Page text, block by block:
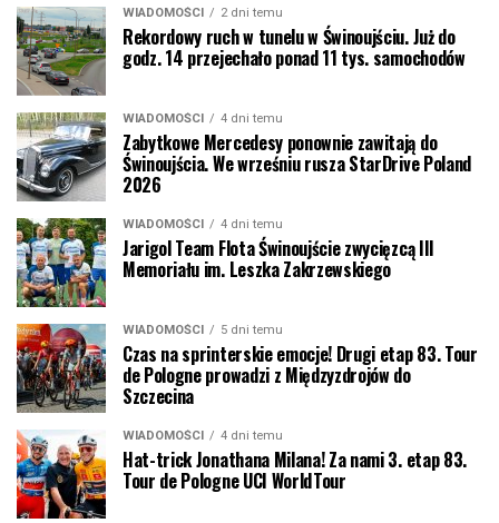
WIADOMOŚCI 2 dni temu
Rekordowy ruch w tunelu w Świnoujściu. Już do
godz. 14 przejechało ponad 11 tys. samochodów
WIADOMOŚCI 4 dni temu
Zabytkowe Mercedesy ponownie zawitają do
Świnoujścia. We wrześniu rusza StarDrive Poland
2026
WIADOMOŚCI 4 dni temu
Jarigol Team Flota Świnoujście zwycięzcą III
Memoriału im. Leszka Zakrzewskiego
WIADOMOŚCI 5 dni temu
Czas na sprinterskie emocje! Drugi etap 83. Tour
de Pologne prowadzi z Międzyzdrojów do
Szczecina
WIADOMOŚCI 4 dni temu
Hat-trick Jonathana Milana! Za nami 3. etap 83.
Tour de Pologne UCI WorldTour